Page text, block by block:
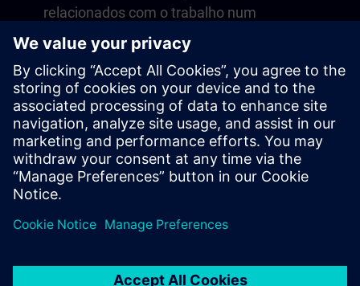
relacionados com o trabalho num
ambiente virtual, desenvolve
competências que se aplicam diretamente
às suas operações diárias. A
aprendizagem continua para além do
curso com uma adesão de um ano à nossa
plataforma digital SITRAIN access.
Visão geral